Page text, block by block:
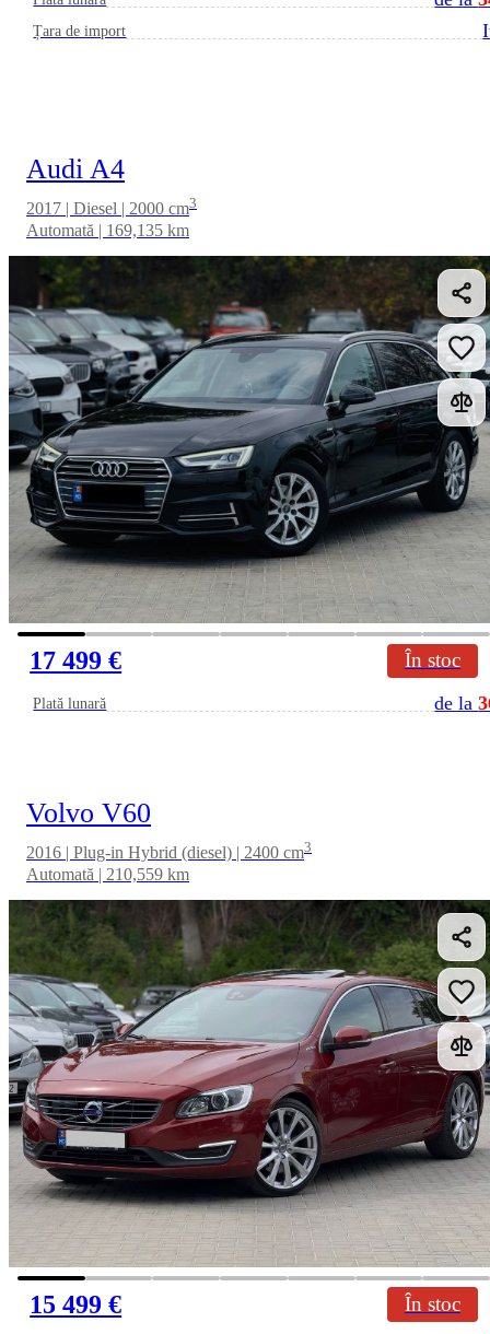
Țara de import
Audi A4
2017 | Diesel | 2000 cm3
Automată | 169,135 km
17 499 € În stoc
Plată lunară de la
Volvo V60
2016 | Plug-in Hybrid (diesel) | 2400 cm3
Automată | 210,559 km
15 499 € În stoc